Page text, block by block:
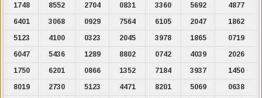
1748
8552 2704 0831 3360 5692
4877
6401
3068 0929 7564 6105 2047
1862
5123
4100 0323 2045 3978 1865
0719
6047
5436 1289 8802 0742 4039
2026
1750
6201 0866 1352 7184 3937
1450
8019
2730 5123 4471 8201 5069
0638